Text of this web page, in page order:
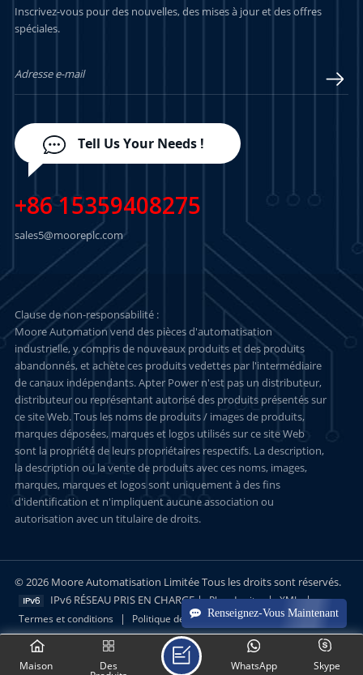
Renseignez-Vous Maintenant
Inscrivez-vous pour des nouvelles, des mises à jour et des offres
spéciales.
Tell Us Your Needs !
+86 15359408275
sales5@mooreplc.com
Clause de non-responsabilité :
Moore Automation vend des pièces d'automatisation
industrielle, y compris de nouveaux produits et des produits
abandonnés, et achète ces produits vedettes par l'intermédiaire
de canaux indépendants. Apter Power n'est pas un distributeur,
distributeur ou représentant autorisé des produits présentés sur
ce site Web. Tous les noms de produits / images de produits,
marques déposées, marques et logos utilisés sur ce site Web
sont la propriété de leurs propriétaires respectifs. La description,
la description ou la vente de produits avec ces noms, images,
marques, marques et logos sont uniquement à des fins
d'identification et n'impliquent aucune association ou
autorisation avec un titulaire de droits.
© 2026 Moore Automatisation Limitée Tous les droits sont réservés.
IPv6 RÉSEAU PRIS EN CHARGE | Plan du site | XML |
Termes et conditions | Politique de confidentialité
Maison Des Skype
WhatsApp